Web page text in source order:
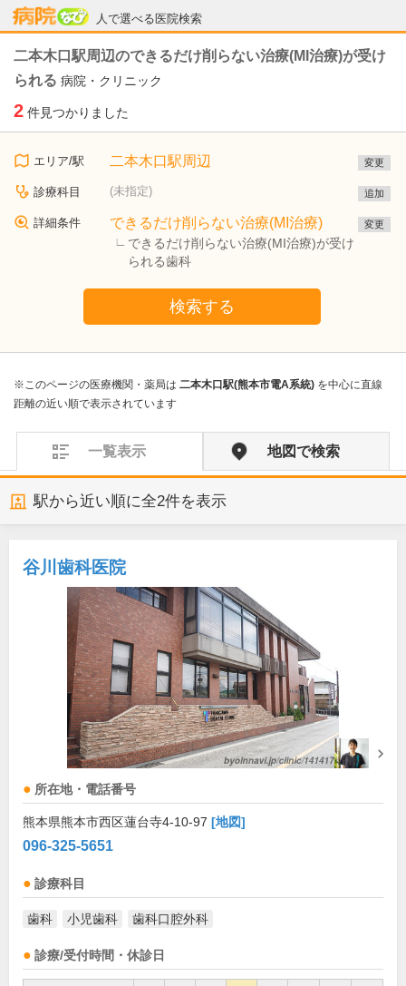
人で選べる医院検索
病院なび
二本木口駅周辺のできるだけ削らない治療(MI治療)が受け
られる 病院・クリニック
2 件見つかりました
エリア/駅 二本木口駅周辺 変更
診療科目 (未指定) 追加
詳細条件 できるだけ削らない治療(MI治療)
できるだけ削らない治療(MI治療)が受け
られる歯科
変更
検索する
※このページの医療機関・薬局は 二本木口駅(熊本市電A系統) を中心に直線
距離の近い順で表示されています
一覧表示 地図で検索
駅から近い順に全2件を表示
谷川歯科医院
所在地・電話番号
熊本県熊本市西区蓮台寺4-10-97 [地図]
096-325-5651
診療科目
歯科 小児歯科 歯科口腔外科
診療/受付時間・休診日